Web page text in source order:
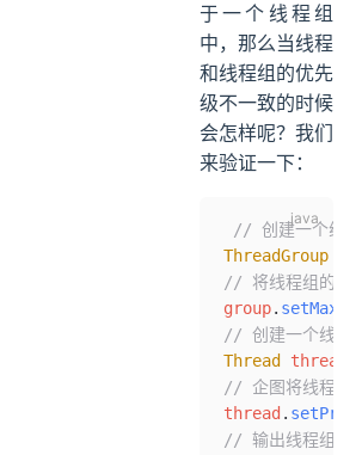
于一个线程组
中，那么当线程
和线程组的优先
级不一致的时候
会怎样呢？我们
来验证一下：
// 创建一个线
ThreadGroup
// 将线程组的优
group.
// 创建一个线程
Thread
thread
// 企图将线程的
thread .
// 输出线程组的